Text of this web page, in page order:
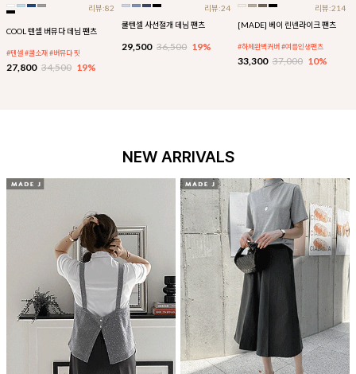
리뷰:82
COOL 텐셀 버뮤다 데님 팬츠
#텐셀 #쿨소재 #버뮤다 핏
27,800 34,500 19%
리뷰:24
쿨텐셀 사선절개 데님 팬츠
29,500 36,500 19%
리뷰:214
[MADE] 베이 린넨라이크 팬츠
#하체완벽커버 #여름인생팬츠
33,300 37,000 10%
NEW ARRIVALS